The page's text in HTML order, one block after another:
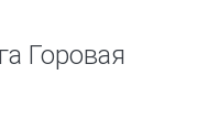
Горовая